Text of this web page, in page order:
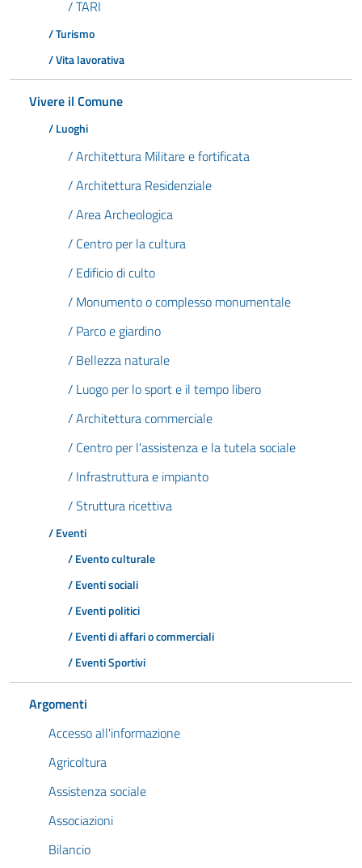
/ TARI
/ Turismo
/ Vita lavorativa
Vivere il Comune
/ Luoghi
/ Architettura Militare e fortificata
/ Architettura Residenziale
/ Area Archeologica
/ Centro per la cultura
/ Edificio di culto
/ Monumento o complesso monumentale
/ Parco e giardino
/ Bellezza naturale
/ Luogo per lo sport e il tempo libero
/ Architettura commerciale
/ Centro per l'assistenza e la tutela sociale
/ Infrastruttura e impianto
/ Struttura ricettiva
/ Eventi
/ Evento culturale
/ Eventi sociali
/ Eventi politici
/ Eventi di affari o commerciali
/ Eventi Sportivi
Argomenti
Accesso all'informazione
Agricoltura
Assistenza sociale
Associazioni
Bilancio